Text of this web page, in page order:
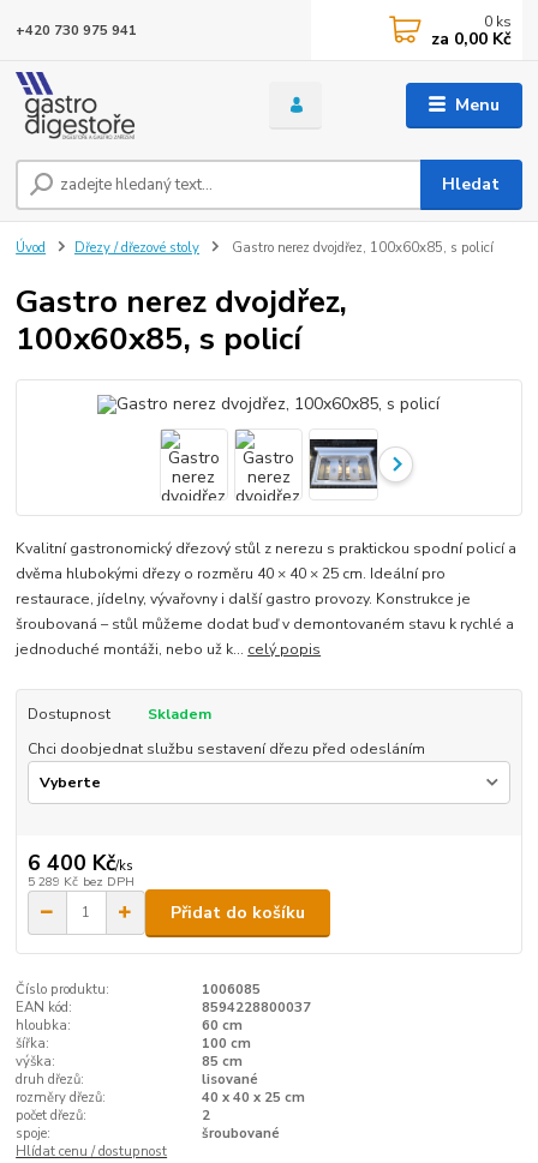
Menu
Hledat
+420 730 975 941 0 ks
za 0,00 Kč
Úvod Dřezy / dřezové stoly Gastro nerez dvojdřez, 100x60x85, s policí
Gastro nerez dvojdřez,
100x60x85, s policí
Kvalitní gastronomický dřezový stůl z nerezu s praktickou spodní policí a
dvěma hlubokými dřezy o rozměru 40 × 40 × 25 cm. Ideální pro
restaurace, jídelny, vývařovny i další gastro provozy. Konstrukce je
šroubovaná – stůl můžeme dodat buď v demontovaném stavu k rychlé a
jednoduché montáži, nebo už k... celý popis
Dostupnost
Skladem
Chci doobjednat službu sestavení dřezu před odesláním
6 400 Kč/ks
5 289 Kč bez DPH
Přidat do košíku
Číslo produktu:
1006085
EAN kód:
8594228800037
hloubka:
60 cm
šířka:
100 cm
výška:
85 cm
druh dřezů:
lisované
rozměry dřezů:
40 x 40 x 25 cm
počet dřezů:
2
spoje:
šroubované
Hlídat cenu / dostupnost